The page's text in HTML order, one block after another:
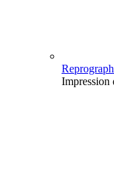
Impression